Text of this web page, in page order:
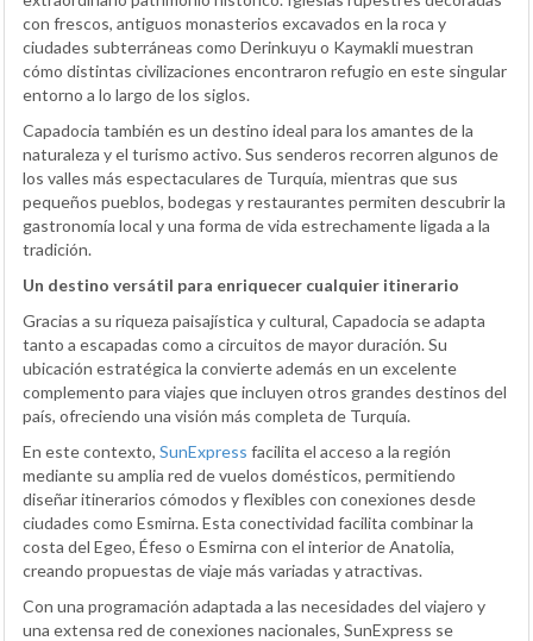
con frescos, antiguos monasterios excavados en la roca y
ciudades subterráneas como Derinkuyu o Kaymakli muestran
cómo distintas civilizaciones encontraron refugio en este singular
entorno a lo largo de los siglos.
Capadocia también es un destino ideal para los amantes de la
naturaleza y el turismo activo. Sus senderos recorren algunos de
los valles más espectaculares de Turquía, mientras que sus
pequeños pueblos, bodegas y restaurantes permiten descubrir la
gastronomía local y una forma de vida estrechamente ligada a la
tradición.
Un destino versátil para enriquecer cualquier itinerario
Gracias a su riqueza paisajística y cultural, Capadocia se adapta
tanto a escapadas como a circuitos de mayor duración. Su
ubicación estratégica la convierte además en un excelente
complemento para viajes que incluyen otros grandes destinos del
país, ofreciendo una visión más completa de Turquía.
En este contexto, SunExpress facilita el acceso a la región
mediante su amplia red de vuelos domésticos, permitiendo
diseñar itinerarios cómodos y flexibles con conexiones desde
ciudades como Esmirna. Esta conectividad facilita combinar la
costa del Egeo, Éfeso o Esmirna con el interior de Anatolia,
creando propuestas de viaje más variadas y atractivas.
Con una programación adaptada a las necesidades del viajero y
una extensa red de conexiones nacionales, SunExpress se